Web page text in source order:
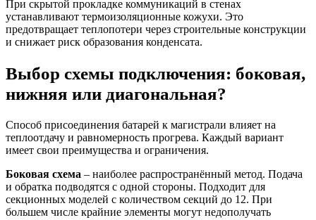
При скрытой прокладке коммуникаций в стенах
устанавливают термоизоляционные кожухи. Это
предотвращает теплопотери через строительные конструкции
и снижает риск образования конденсата.
Выбор схемы подключения: боковая,
нижняя или диагональная?
Способ присоединения батарей к магистрали влияет на
теплоотдачу и равномерность прогрева. Каждый вариант
имеет свои преимущества и ограничения.
Боковая схема – наиболее распространённый метод. Подача
и обратка подводятся с одной стороны. Подходит для
секционных моделей с количеством секций до 12. При
большем числе крайние элементы могут недополучать